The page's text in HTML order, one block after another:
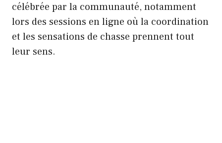
célébrée par la communauté, notamment
lors des sessions en ligne où la coordination
et les sensations de chasse prennent tout
leur sens.